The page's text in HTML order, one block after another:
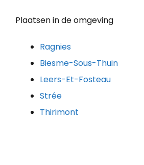
Plaatsen in de omgeving
Ragnies
Biesme-Sous-Thuin
Leers-Et-Fosteau
Strée
Thirimont